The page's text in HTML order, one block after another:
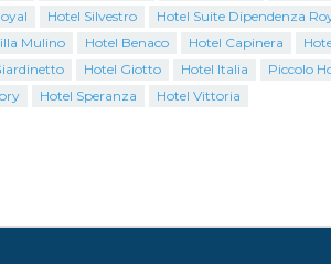
Hotel Silvestro Hotel Suite Dipendenza
Mulino
Hotel Benaco Hotel Capinera
Hotel Giotto Hotel Italia Piccolo
Hotel Speranza Hotel Vittoria